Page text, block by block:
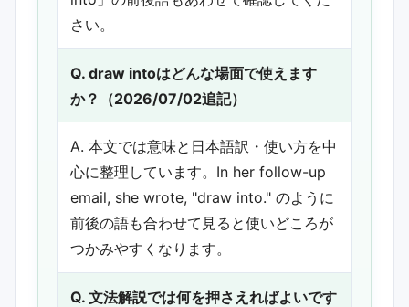
さい。
Q. draw intoはどんな場面で使えます
か？（2026/07/02追記）
A. 本文では意味と日本語訳・使い方を中
心に整理しています。In her follow-up
email, she wrote, "draw into." のように
前後の語も合わせて見ると使いどころが
つかみやすくなります。
Q. 文法解説では何を押さえればよいです